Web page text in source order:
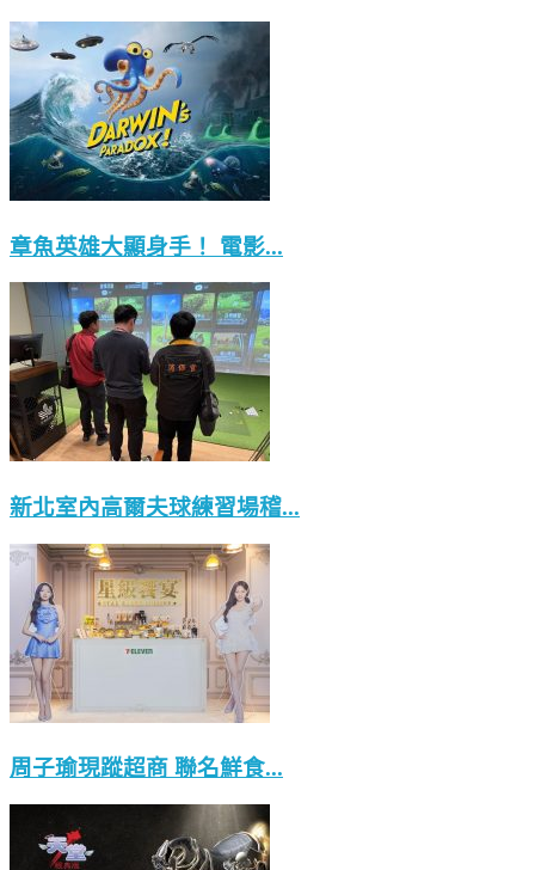
章魚英雄大顯身手！ 電影...
新北室內高爾夫球練習場稽...
周子瑜現蹤超商 聯名鮮食...